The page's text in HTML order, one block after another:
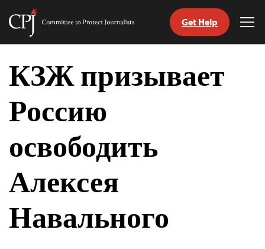
Skip
content
Committee
Journalists
Get Help
КЗЖ призывает
Россию
освободить
Алексея
Навального